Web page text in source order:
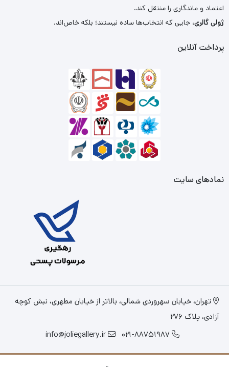
اعتماد و ماندگاری را منتقل کند.
ژولی گالری، جایی که انتخاب‌ها ساده نیستند؛ بلکه خاص‌اند.
پرداخت آنلاین
نمادهای سایت
تهران، خیابان سهروردی شمالی، بالاتر از خیابان مطهری، نبش کوچه
آزادی، پلاک 276
021-88751987
info@joliegallery.ir